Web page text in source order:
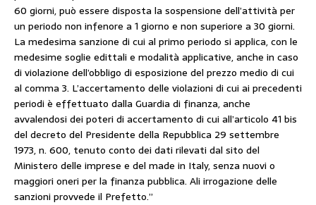
60 giorni, può essere disposta la sospensione dell’attività per
un periodo non infenore a 1 giorno e non superiore a 30 giorni.
La medesima sanzione di cui al primo periodo si applica, con le
medesime soglie edittali e modalità applicative, anche in caso
di violazione dell’obbligo di esposizione del prezzo medio di cui
al comma 3. L’accertamento delle violazioni di cui ai precedenti
periodi è effettuato dalla Guardia di finanza, anche
avvalendosi dei poteri di accertamento di cui all’articolo 41 bis
del decreto del Presidente della Repubblica 29 settembre
1973, n. 600, tenuto conto dei dati rilevati dal sito del
Ministero delle imprese e del made in Italy, senza nuovi o
maggiori oneri per la finanza pubblica. Ali irrogazione delle
sanzioni provvede il Prefetto.”